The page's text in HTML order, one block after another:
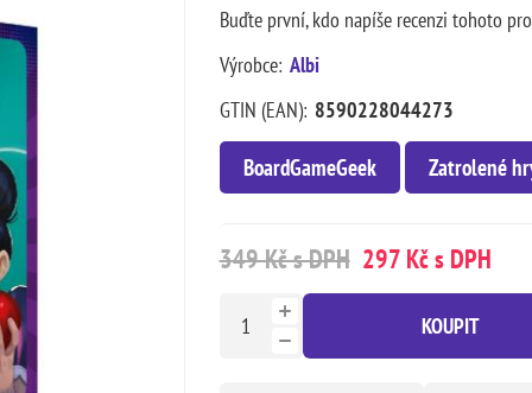
Buďte první, kdo napíše recenzi tohoto
Výrobce: Albi
GTIN (EAN): 8590228044273
BoardGameGeek Zatrolené
349 Kč s DPH 297 Kč s DPH
KOUPIT